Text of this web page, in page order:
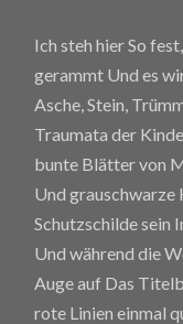
Ich steh hier So
gerammt Und es
Asche, Stein,
Traumata der
bunte Blätter von
Und grauschwarze
Schutzschilde sein
Und während die
Auge auf Das
rote Linien einmal